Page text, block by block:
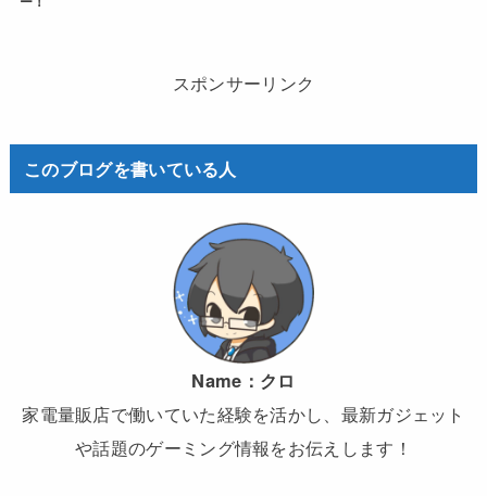
スポンサーリンク
このブログを書いている人
Name： クロ
家電量販店で働いていた経験を活かし、最新ガジェット
や話題のゲーミング情報をお伝えします！